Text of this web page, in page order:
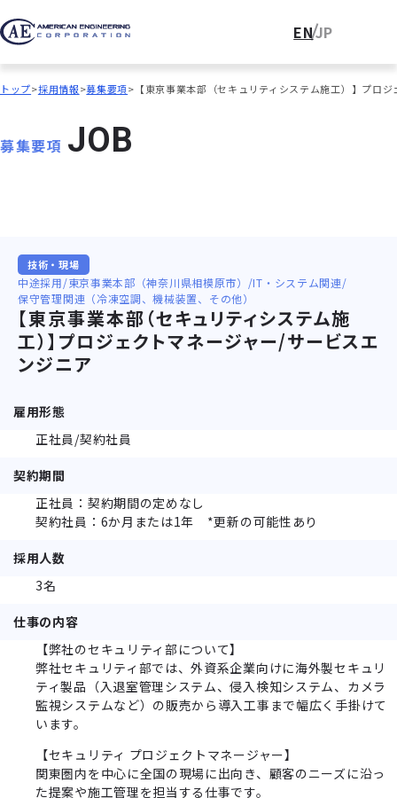
ENJP
トップ 採用情報 募集要項 【東京事業本部（セキュリティシステム施工）】プロ
募集要項 JOB
技術・現場
中途採用 東京事業本部（神奈川県相模原市）
IT・システム関連
保守管理関連（冷凍空調、機械装置、その他）
【東京事業本部（セキュリティシステム施
工）】プロジェクトマネージャー/サービスエ
ンジニア
雇用形態
正社員/契約社員
契約期間
正社員：契約期間の定めなし
契約社員：6か月または1年 *更新の可能性あり
採用人数
3名
仕事の内容
【弊社のセキュリティ部について】
弊社セキュリティ部では、外資系企業向けに海外製セキュリ
ティ製品（入退室管理システム、侵入検知システム、カメラ
監視システムなど）の販売から導入工事まで幅広く手掛けて
います。
【セキュリティ プロジェクトマネージャー】
関東圏内を中心に全国の現場に出向き、顧客のニーズに沿っ
た提案や施工管理を担当する仕事です。